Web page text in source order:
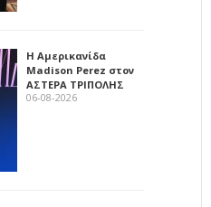
Η Αμερικανίδα
Madison Perez στον
ΑΣΤΕΡΑ ΤΡΙΠΟΛΗΣ
06-08-2026